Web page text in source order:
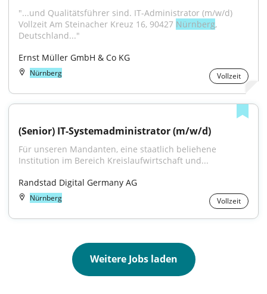
"...und Qualitätsführer sind. IT-Administrator (m/w/d)
Vollzeit Am Steinacher Kreuz 16, 90427 Nürnberg,
Deutschland..."
Ernst Müller GmbH & Co KG
Nürnberg Vollzeit
(Senior) IT-Systemadministrator (m/w/d)
Für unseren Mandanten, eine staatlich beliehene
Institution im Bereich Kreislaufwirtschaft und...
Randstad Digital Germany AG
Nürnberg Vollzeit
Weitere Jobs laden